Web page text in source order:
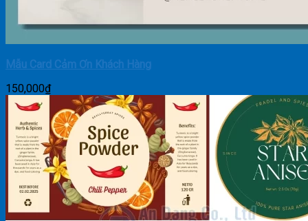
Mẫu Card Cảm Ơn Khách Hàng
150,000₫